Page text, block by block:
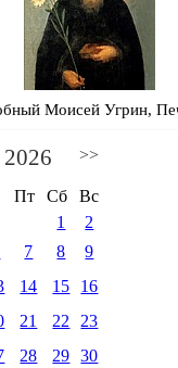
Моисей Угрин,
>>
Пт Сб
Вс
1
2
7 8
9
14 15
16
21 22
23
28 29
30